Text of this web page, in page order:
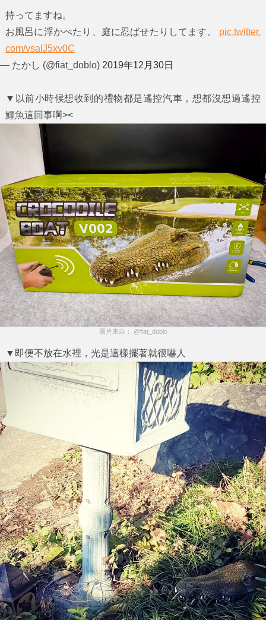
持ってますね。
お風呂に浮かべたり、庭に忍ばせたりしてます。 pic.twitter.
com/vsalJ5xv0C
— たかし (@fiat_doblo) 2019年12月30日
▼以前小時候想收到的禮物都是遙控汽車，想都沒想過遙控
鱷魚這回事啊><
圖片來自： @fiat_doblo
▼即便不放在水裡，光是這樣擺著就很嚇人